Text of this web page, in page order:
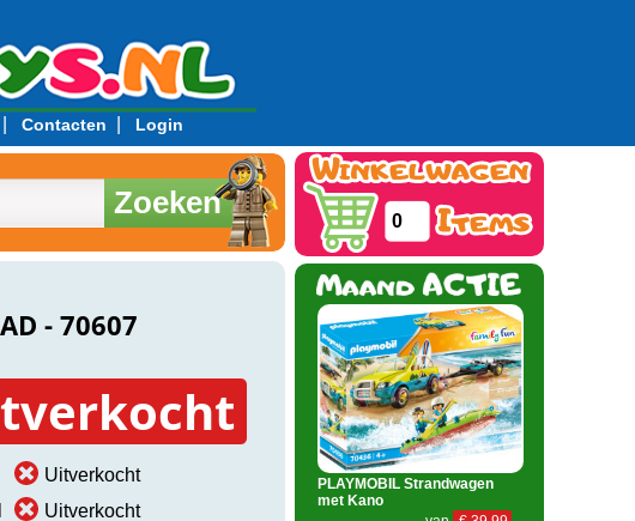
Contacten Login
Zoeken
- 70607
Uitverkocht
Uitverkocht
0
PLAYMOBIL Strandwagen
met Kano